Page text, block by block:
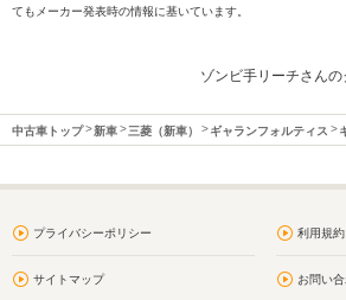
てもメーカー発表時の情報に基いています。
ゾンビ手リーチさん
中古車トップ 新車 三菱（新車） ギャランフォルティス
プライバシーポリシー 利用規約
サイトマップ お問い